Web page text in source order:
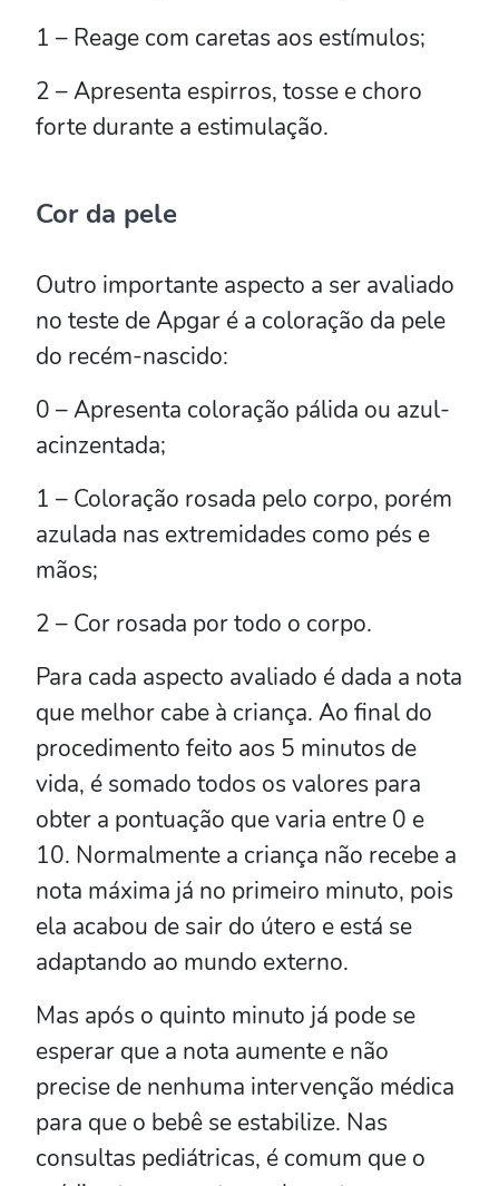
1 – Reage com caretas aos estímulos;
2 – Apresenta espirros, tosse e choro
forte durante a estimulação.
Cor da pele
Outro importante aspecto a ser avaliado
no teste de Apgar é a coloração da pele
do recém-nascido:
0 – Apresenta coloração pálida ou azul-
acinzentada;
1 – Coloração rosada pelo corpo, porém
azulada nas extremidades como pés e
mãos;
2 – Cor rosada por todo o corpo.
Para cada aspecto avaliado é dada a nota
que melhor cabe à criança. Ao final do
procedimento feito aos 5 minutos de
vida, é somado todos os valores para
obter a pontuação que varia entre 0 e
10. Normalmente a criança não recebe a
nota máxima já no primeiro minuto, pois
ela acabou de sair do útero e está se
adaptando ao mundo externo.
Mas após o quinto minuto já pode se
esperar que a nota aumente e não
precise de nenhuma intervenção médica
para que o bebê se estabilize. Nas
consultas pediátricas, é comum que o